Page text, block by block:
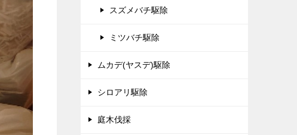
スズメバチ駆除
ミツバチ駆除
ムカデ(ヤスデ)駆除
シロアリ駆除
庭木伐採